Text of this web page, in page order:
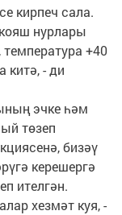
кирпеч сала.
нурлары
+40
китә, - ди
эчке һәм
төзеп
бизәү
керешергә
ителгән.
хезмәт куя, -